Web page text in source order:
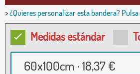
>¿Quieres personalizar esta bandera? Pulsa
Medidas estándar
60x100cm · 18,37 €